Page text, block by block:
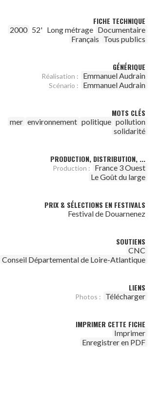
FICHE TECHNIQUE
2000 52' Long métrage Documentaire
Français Tous publics
GÉNÉRIQUE
Réalisation : Emmanuel Audrain
Scénario : Emmanuel Audrain
MOTS CLÉS
mer environnement politique pollution
solidarité
PRODUCTION, DISTRIBUTION, ...
Production :
France 3 Ouest
Le Goût du large
PRIX & SÉLECTIONS EN FESTIVALS
Festival de Douarnenez
SOUTIENS
CNC
Conseil Départemental de Loire-Atlantique
LIENS
Photos : Télécharger
IMPRIMER CETTE FICHE
Imprimer
Enregistrer en PDF